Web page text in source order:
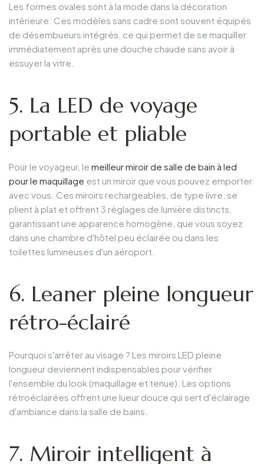
Les formes ovales sont à la mode dans la décoration
intérieure. Ces modèles sans cadre sont souvent équipés
de désembueurs intégrés, ce qui permet de se maquiller
immédiatement après une douche chaude sans avoir à
essuyer la vitre.
5. La LED de voyage
portable et pliable
Pour le voyageur, le meilleur miroir de salle de bain à led
pour le maquillage est un miroir que vous pouvez emporter
avec vous. Ces miroirs rechargeables, de type livre, se
plient à plat et offrent 3 réglages de lumière distincts,
garantissant une apparence homogène, que vous soyez
dans une chambre d'hôtel peu éclairée ou dans les
toilettes lumineuses d'un aéroport.
6. Leaner pleine longueur
rétro-éclairé
Pourquoi s'arrêter au visage ? Les miroirs LED pleine
longueur deviennent indispensables pour vérifier
l'ensemble du look (maquillage et tenue). Les options
rétroéclairées offrent une lueur douce qui sert d'éclairage
d'ambiance dans la salle de bains.
7. Miroir intelligent à